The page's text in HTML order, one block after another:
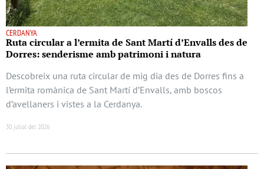
CERDANYA
Ruta circular a l’ermita de Sant Martí d’Envalls des de
Dorres: senderisme amb patrimoni i natura
Descobreix una ruta circular de mig dia des de Dorres fins a
l’ermita romànica de Sant Martí d’Envalls, amb boscos
d’avellaners i vistes a la Cerdanya.
30 juliol del 2026